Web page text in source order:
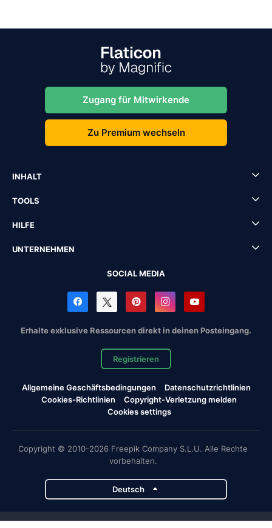
Zugang für Mitwirkende
Zu Premium wechseln
INHALT
TOOLS
HILFE
UNTERNEHMEN
SOCIAL MEDIA
Erhalte exklusive Ressourcen direkt in deinen Posteingang.
Registrieren
Allgemeine Geschäftsbedingungen
Datenschutzrichtlinien
Cookies-Richtlinien
Copyright-Verletzung melden
Cookies settings
Copyright © 2010-2026 Freepik Company S.L.U. Alle Rechte
vorbehalten.
Deutsch